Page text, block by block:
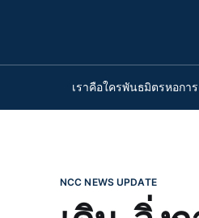
เราคือใครพันธมิตรหอกา
NCC NEWS UPDATE